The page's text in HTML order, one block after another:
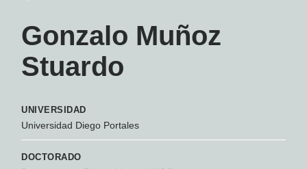
Gonzalo Muñoz
Stuardo
UNIVERSIDAD
Universidad Diego Portales
DOCTORADO